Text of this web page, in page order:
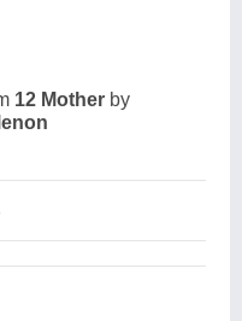
12 Mother by